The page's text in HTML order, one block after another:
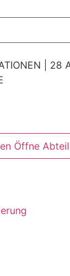
| 28
Öffne